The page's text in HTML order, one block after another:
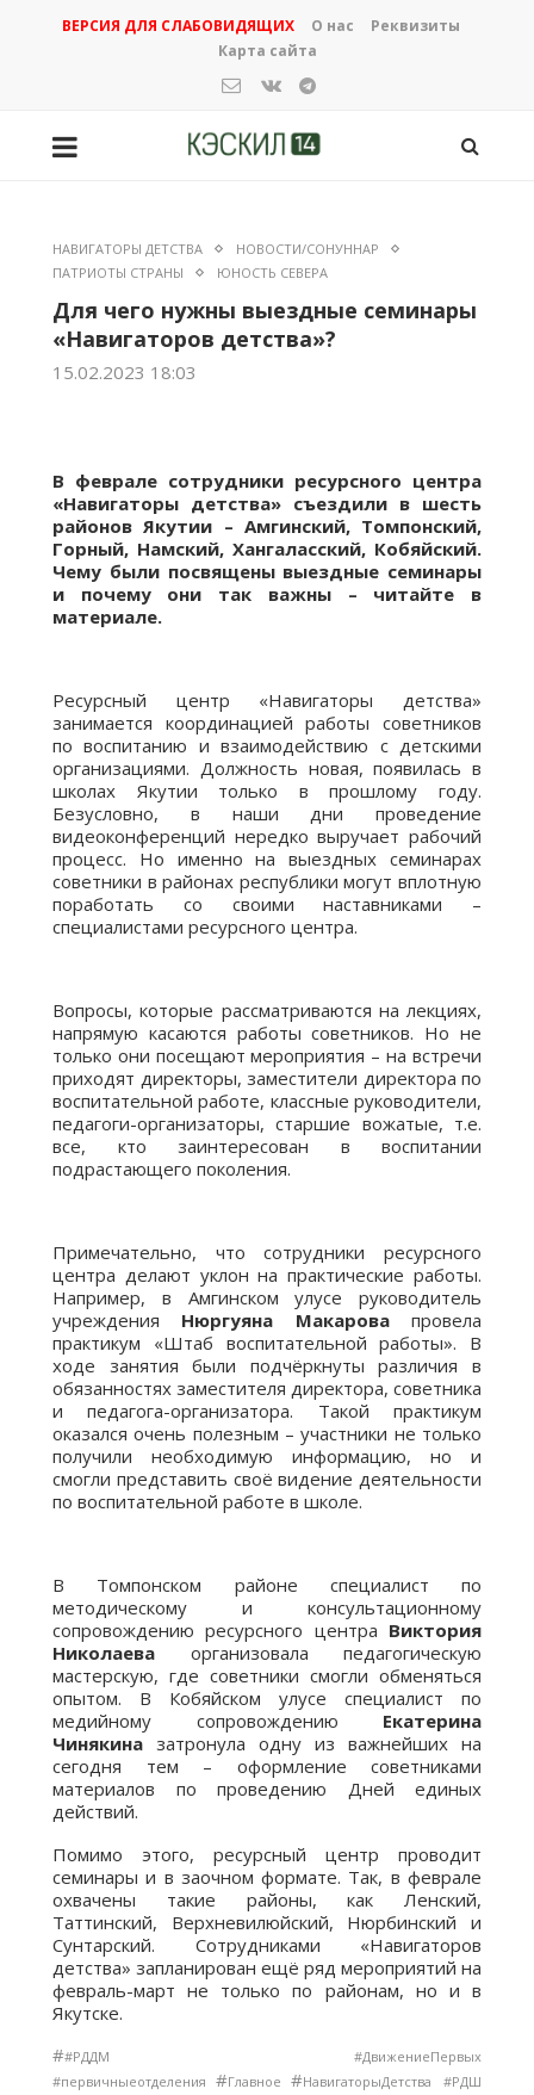
ВЕРСИЯ ДЛЯ СЛАБОВИДЯЩИХ О нас
Реквизиты
Карта сайта
НАВИГАТОРЫ ДЕТСТВА
НОВОСТИ/СОНУННАР
ПАТРИОТЫ СТРАНЫ
ЮНОСТЬ СЕВЕРА
Для чего нужны выездные семинары
«Навигаторов детства»?
15.02.2023 18:03
В феврале сотрудники ресурсного центра
«Навигаторы детства» съездили в шесть
районов Якутии – Амгинский, Томпонский,
Горный, Намский, Хангаласский, Кобяйский.
Чему были посвящены выездные семинары
и почему они так важны – читайте в
материале.
Ресурсный центр «Навигаторы детства»
занимается координацией работы советников
по воспитанию и взаимодействию с детскими
организациями. Должность новая, появилась в
школах Якутии только в прошлому году.
Безусловно, в наши дни проведение
видеоконференций нередко выручает рабочий
процесс. Но именно на выездных семинарах
советники в районах республики могут вплотную
поработать со своими наставниками –
специалистами ресурсного центра.
Вопросы, которые рассматриваются на лекциях,
напрямую касаются работы советников. Но не
только они посещают мероприятия – на встречи
приходят директоры, заместители директора по
воспитательной работе, классные руководители,
педагоги-организаторы, старшие вожатые, т.е.
все, кто заинтересован в воспитании
подрастающего поколения.
Примечательно, что сотрудники ресурсного
центра делают уклон на практические работы.
Например, в Амгинском улусе руководитель
учреждения Нюргуяна Макаровапровела
практикум «Штаб воспитательной работы». В
ходе занятия были подчёркнуты различия в
обязанностях заместителя директора, советника
и педагога-организатора. Такой практикум
оказался очень полезным – участники не только
получили необходимую информацию, но и
смогли представить своё видение деятельности
по воспитательной работе в школе.
В Томпонском районе специалист по
методическому и консультационному
сопровождению ресурсного центра Виктория
Николаева организовала педагогическую
мастерскую, где советники смогли обменяться
опытом. В Кобяйском улусе специалист по
медийному сопровождению Екатерина
Чинякина затронула одну из важнейших на
сегодня тем – оформление советниками
материалов по проведению Дней единых
действий.
Помимо этого, ресурсный центр проводит
семинары и в заочном формате. Так, в феврале
охвачены такие районы, как Ленский,
Таттинский, Верхневилюйский, Нюрбинский и
Сунтарский. Сотрудниками «Навигаторов
детства» запланирован ещё ряд мероприятий на
февраль-март не только по районам, но и в
Якутске.
##РДДМ #ДвижениеПервых
#первичныеотделения #Главное #НавигаторыДетства #РДШ